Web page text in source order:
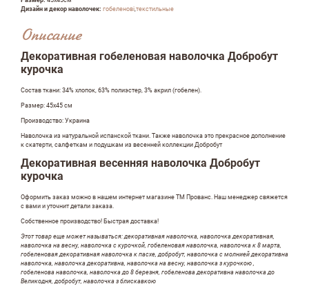
Дизайн и декор наволочек: гобеленові,текстильные
Описание
Декоративная гобеленовая наволочка Добробут
курочка
Состав ткани: 34% хлопок, 63% полиэстер, 3% акрил (гобелен).
Размер: 45х45 см
Производство: Украина
Наволочка из натуральной испанской ткани. Также наволочка это прекрасное дополнение
к скатерти, салфеткам и подушкам из весенней коллекции Добробут
Декоративная весенняя наволочка Добробут
курочка
Оформить заказ можно в нашем интернет магазине ТМ Прованс. Наш менеджер свяжется
с вами и уточнит детали заказа.
Собственное производство! Быстрая доставка!
Этот товар еще может называться: декоративная наволочка, наволочка декоративная,
наволочка на весну, наволочка с курочкой, гобеленовая наволочка, наволочка к 8 марта,
гобеленовая декоративная наволочка к пасхе, добробут, наволочка с молнией декоративна
наволочка, наволочка декоративна, наволочка на весну, наволочка з курочкою ,
гобеленова наволочка, наволочка до 8 березня, гобеленова декоративна наволочка до
Великодня, добробут, наволочка з блискавкою
Оставить отзыв